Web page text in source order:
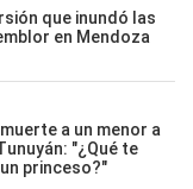
que inundó las
en Mendoza
a un menor a
"¿Qué te
princeso?"